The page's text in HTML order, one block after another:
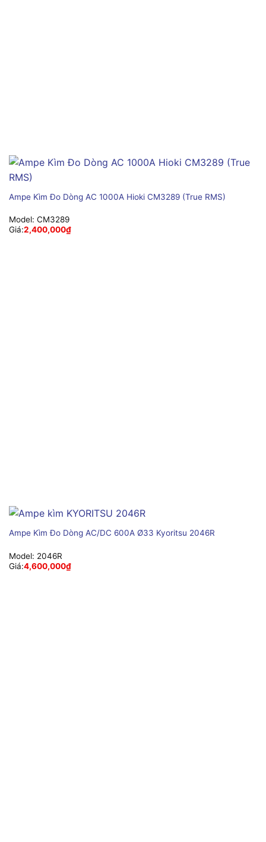
Ampe Kìm Đo Dòng AC 1000A Hioki CM3289 (True RMS)
Model: CM3289
Giá:2,400,000₫
Ampe Kìm Đo Dòng AC/DC 600A Ø33 Kyoritsu 2046R
Model: 2046R
Giá:4,600,000₫